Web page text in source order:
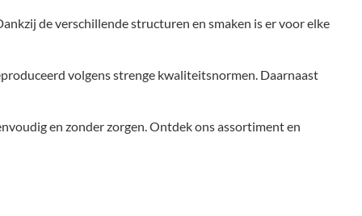
de verschillende structuren en smaken is er voor elke
volgens strenge kwaliteitsnormen. Daarnaast
en zonder zorgen. Ontdek ons assortiment en